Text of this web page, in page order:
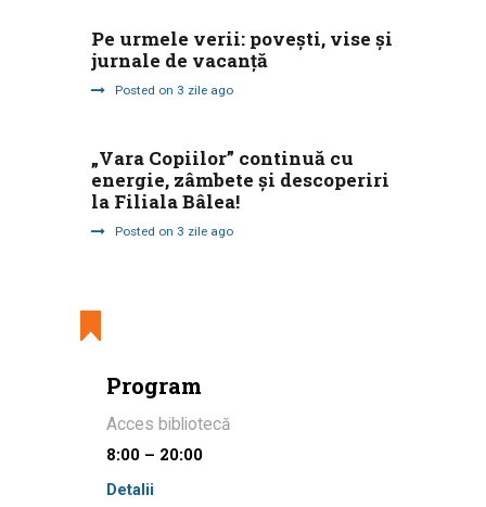
Pe urmele verii: povești, vise și
jurnale de vacanță
Posted on 3 zile ago
„Vara Copiilor” continuă cu
energie, zâmbete și descoperiri
la Filiala Bâlea!
Posted on 3 zile ago
Program
Acces bibliotecă
8:00 – 20:00
Detalii